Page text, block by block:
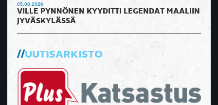
05.08.2026
VILLE PYNNÖNEN KYYDITTI LEGENDAT MAALIIN
JYVÄSKYLÄSSÄ
UUTISARKISTO